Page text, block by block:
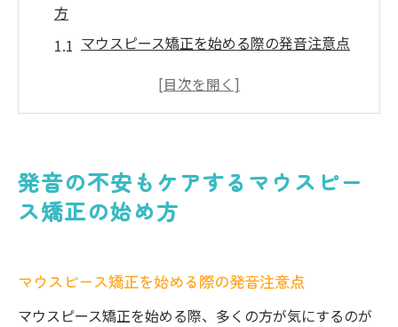
方
マウスピース矯正を始める際の発音注意点
発音不安を和らげるマウスピース矯正の相
初めてのマウスピース矯正と発音慣れの流
れ
マウスピース矯正で起こる発音変化の実情とは
マウスピース矯正が発音に与える主な影響
発音の不安もケアするマウスピー
ス矯正の始め方
マウスピース矯正を始める際の発音注意点
マウスピース矯正を始める際、多くの方が気にするのが